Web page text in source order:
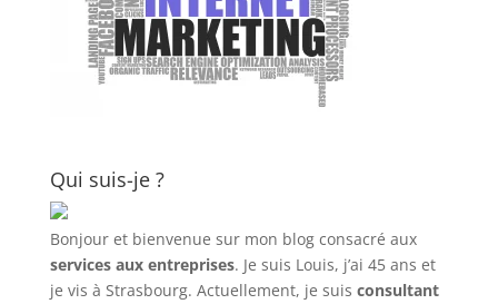
Qui suis-je ?
Bonjour et bienvenue sur mon blog consacré aux
services aux entreprises. Je suis Louis, j’ai 45 ans et
je vis à Strasbourg. Actuellement, je suis consultant